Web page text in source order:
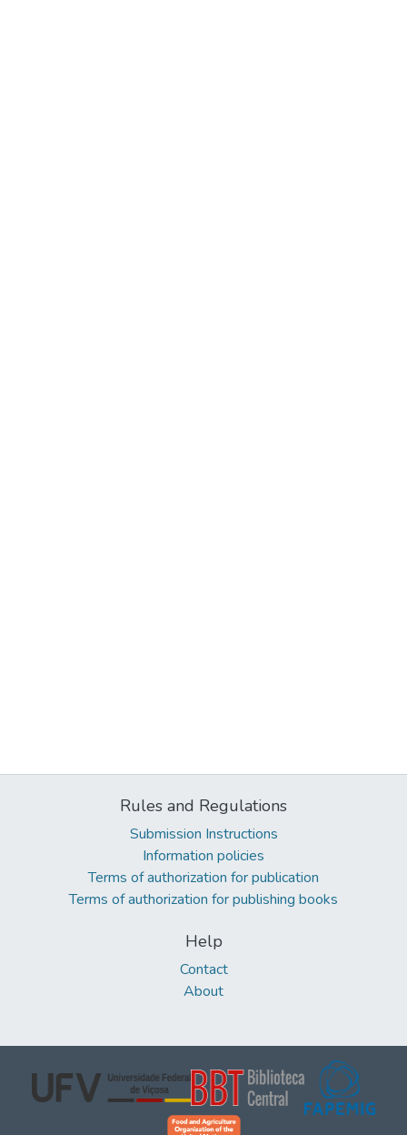
Rules and Regulations
Submission Instructions
Information policies
Terms of authorization for publication
Terms of authorization for publishing books
Help
Contact
About